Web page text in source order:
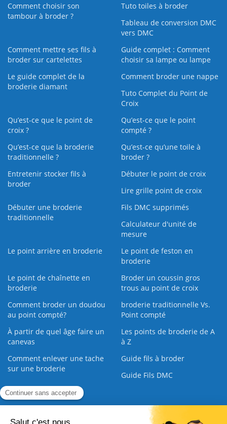
Comment choisir son
tambour à broder ?
Tuto toiles à broder
Tableau de conversion DMC
vers DMC
Comment mettre ses fils à
broder sur cartelettes
Guide complet : Comment
choisir sa lampe ou lampe
Le guide complet de la
broderie diamant
Comment broder une nappe
Tuto Complet du Point de
Croix
Qu’est-ce que le point de
croix ?
Qu’est-ce que le point
compté ?
Qu’est-ce que la broderie
traditionnelle ?
Qu’est‑ce qu’une toile à
broder ?
Entretenir stocker fils à
broder
Débuter le point de croix
Lire grille point de croix
Débuter une broderie
traditionnelle
Fils DMC supprimés
Calculateur d'unité de
mesure
Le point arrière en broderie
Le point de feston en
broderie
Le point de chaînette en
broderie
Broder un coussin gros
trous au point de croix
Comment broder un doudou
au point compté?
broderie traditionnelle Vs.
Point compté
À partir de quel âge faire un
canevas
Les points de broderie de A
à Z
Comment enlever une tache
sur une broderie
Guide fils à broder
Guide Fils DMC
Guide de la Broderie